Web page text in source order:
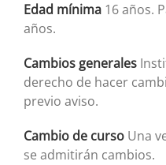
Edad mínima 16 años.
años.
Cambios generales
derecho de hacer
previo aviso.
Cambio de curso Una
se admitirán cambios.